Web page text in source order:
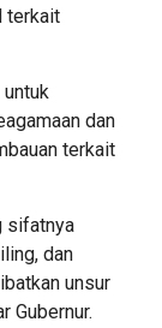
terkait
untuk
dan
terkait
sifatnya
dan
unsur
Gubernur.